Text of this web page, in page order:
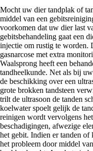
Mocht uw dier tandplak of
middel van een
voorkomen dat uw dier last
gebitsbehandeling gaat een
injectie om rustig te worden.
gasnarcose met extra
Waalsprong heeft een
tandheelkunde. Net als bij
de beschikking over een
grote brokken tandsteen
trilt de ultrasoon de tanden
koelwater spoelt gelijk de
reinigen wordt vervolgens
beschadigingen, afwezige
het gebit. Indien er tanden
het probleem door middel